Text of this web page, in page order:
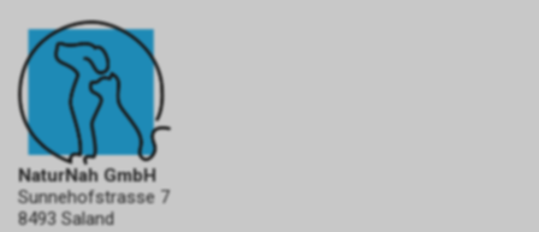
NaturNah GmbH
Sunnehofstrasse 7
8493 Saland